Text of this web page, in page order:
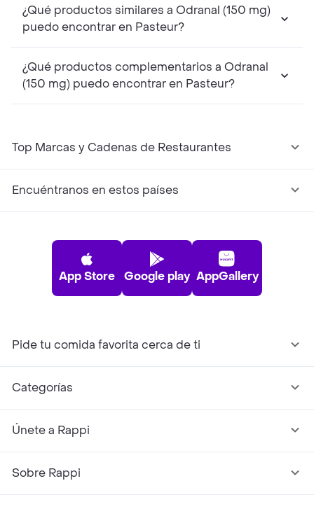
¿Qué productos similares a Odranal (150 mg)
puedo encontrar en Pasteur?
¿Qué productos complementarios a Odranal
(150 mg) puedo encontrar en Pasteur?
Top Marcas y Cadenas de Restaurantes
Encuéntranos en estos países
App Store Google play AppGallery
Pide tu comida favorita cerca de ti
Categorías
Únete a Rappi
Sobre Rappi